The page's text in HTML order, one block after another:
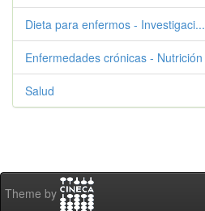
Dieta para enfermos - Investigaci...
Enfermedades crónicas - Nutrición
Salud
Theme by